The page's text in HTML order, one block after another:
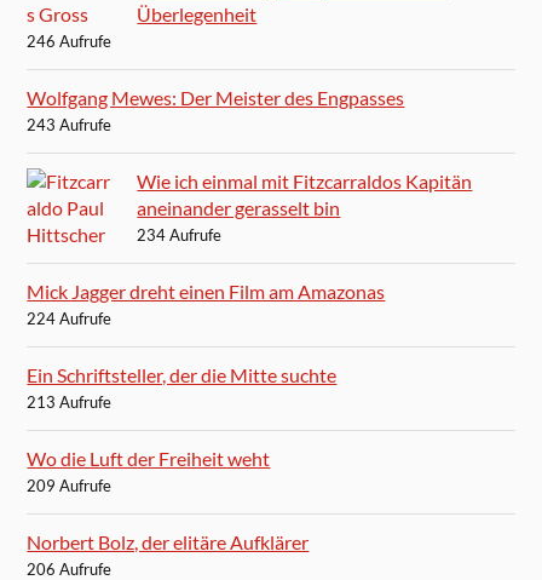
Überlegenheit
246 Aufrufe
Wolfgang Mewes: Der Meister des Engpasses
243 Aufrufe
Wie ich einmal mit Fitzcarraldos Kapitän
aneinander gerasselt bin
234 Aufrufe
Mick Jagger dreht einen Film am Amazonas
224 Aufrufe
Ein Schriftsteller, der die Mitte suchte
213 Aufrufe
Wo die Luft der Freiheit weht
209 Aufrufe
Norbert Bolz, der elitäre Aufklärer
206 Aufrufe